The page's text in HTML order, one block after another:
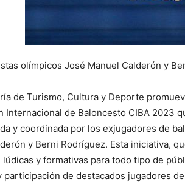
olímpicos José Manuel Calderón y
de Turismo, Cultura y Deporte
Internacional de Baloncesto CIBA 2023
y coordinada por los exjugadores de
y Berni Rodríguez. Esta iniciativa,
y formativas para todo tipo de
participación de destacados jugadores